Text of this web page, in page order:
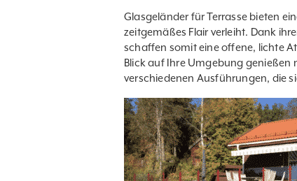
Glasgeländer für Terrasse bieten
zeitgemäßes Flair verleiht. Dank
schaffen somit eine offene, lichte
Blick auf Ihre Umgebung genießen
verschiedenen Ausführungen, die